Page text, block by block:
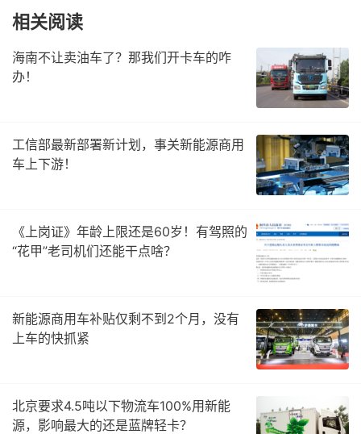
相关阅读
海南不让卖油车了？那我们开卡车的咋
办！
工信部最新部署新计划，事关新能源商用
车上下游！
《上岗证》年龄上限还是60岁！有驾照的
“花甲”老司机们还能干点啥？
新能源商用车补贴仅剩不到2个月，没有
上车的快抓紧
北京要求4.5吨以下物流车100%用新能
源，影响最大的还是蓝牌轻卡？